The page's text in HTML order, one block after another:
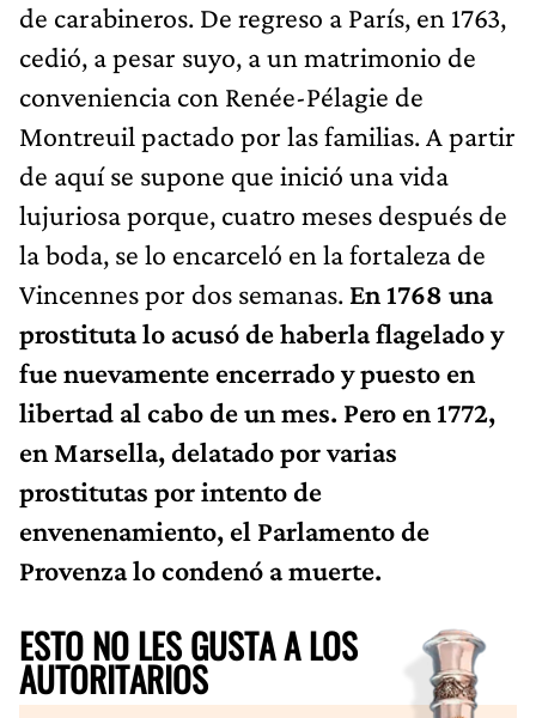
de carabineros. De regreso a París, en 1763,
cedió, a pesar suyo, a un matrimonio de
conveniencia con Renée-Pélagie de
Montreuil pactado por las familias. A partir
de aquí se supone que inició una vida
lujuriosa porque, cuatro meses después de
la boda, se lo encarceló en la fortaleza de
Vincennes por dos semanas. En 1768 una
prostituta lo acusó de haberla flagelado y
fue nuevamente encerrado y puesto en
libertad al cabo de un mes. Pero en 1772,
en Marsella, delatado por varias
prostitutas por intento de
envenenamiento, el Parlamento de
Provenza lo condenó a muerte.
ESTO NO LES GUSTA A LOS
AUTORITARIOS